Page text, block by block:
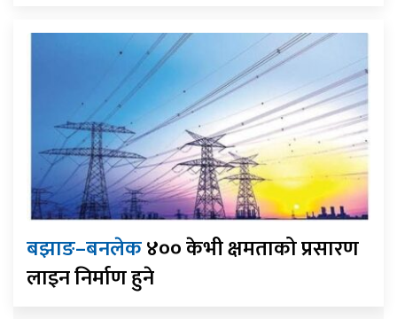
बझाङ–बनलेक४०० केभी क्षमताको प्रसारण
लाइन निर्माण हुने